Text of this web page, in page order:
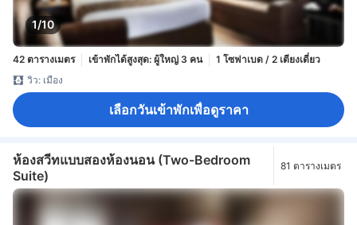
1/10
42 ตารางเมตร เข้าพักได้สูงสุด: ผู้ใหญ่ 3 คน
1 โซฟาเบด / 2 เตียงเดี่ยว
วิว: เมือง
เลือกวันเข้าพักเพื่อดูราคา
ห้องสวีทแบบสองห้องนอน (Two-Bedroom
Suite)
81 ตารางเมตร